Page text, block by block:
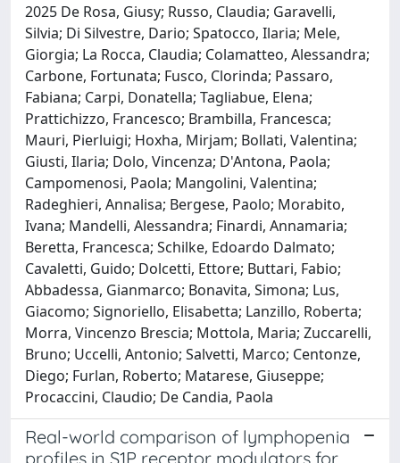
2025 De Rosa, Giusy; Russo, Claudia; Garavelli,
Silvia; Di Silvestre, Dario; Spatocco, Ilaria; Mele,
Giorgia; La Rocca, Claudia; Colamatteo, Alessandra;
Carbone, Fortunata; Fusco, Clorinda; Passaro,
Fabiana; Carpi, Donatella; Tagliabue, Elena;
Prattichizzo, Francesco; Brambilla, Francesca;
Mauri, Pierluigi; Hoxha, Mirjam; Bollati, Valentina;
Giusti, Ilaria; Dolo, Vincenza; D'Antona, Paola;
Campomenosi, Paola; Mangolini, Valentina;
Radeghieri, Annalisa; Bergese, Paolo; Morabito,
Ivana; Mandelli, Alessandra; Finardi, Annamaria;
Beretta, Francesca; Schilke, Edoardo Dalmato;
Cavaletti, Guido; Dolcetti, Ettore; Buttari, Fabio;
Abbadessa, Gianmarco; Bonavita, Simona; Lus,
Giacomo; Signoriello, Elisabetta; Lanzillo, Roberta;
Morra, Vincenzo Brescia; Mottola, Maria; Zuccarelli,
Bruno; Uccelli, Antonio; Salvetti, Marco; Centonze,
Diego; Furlan, Roberto; Matarese, Giuseppe;
Procaccini, Claudio; De Candia, Paola
Real-world comparison of lymphopenia
profiles in S1P receptor modulators for